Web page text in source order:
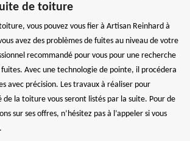
de toiture
vous pouvez vous fier à Artisan Reinhard à
avez des problèmes de fuites au niveau de votre
recommandé pour vous pour une recherche
fuites. Avec une technologie de pointe, il procédera
avec précision. Les travaux à réaliser pour
la toiture vous seront listés par la suite. Pour de
sur ses offres, n’hésitez pas à l’appeler si vous